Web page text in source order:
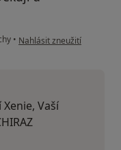
• podle názoru uživatele
Nahlásit zneužití
Vaší